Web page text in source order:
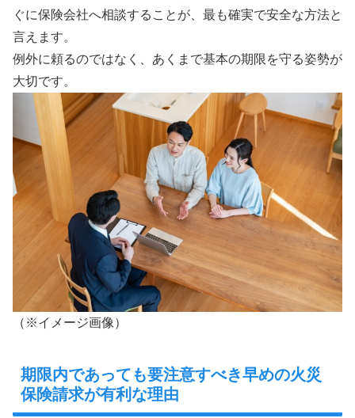
ぐに保険会社へ相談することが、最も確実で安全な方法と
言えます。
例外に頼るのではなく、あくまで基本の期限を守る姿勢が
大切です。
（※イメージ画像）
期限内であっても要注意すべき早めの火災
保険請求が有利な理由